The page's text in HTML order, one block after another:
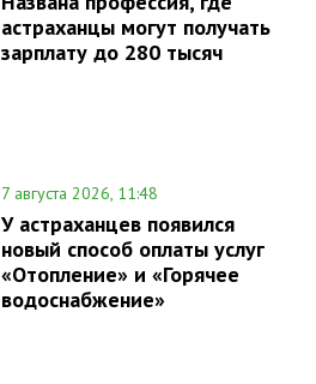
астраханцы могут получать
зарплату до 280 тысяч
7 августа 2026, 11:48
У астраханцев появился
новый способ оплаты услуг
«Отопление» и «Горячее
водоснабжение»